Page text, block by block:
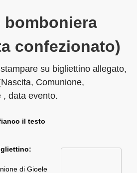
confezionato)
su bigliettino allegato,
Comunione,
, data evento.
il testo
di Gioele